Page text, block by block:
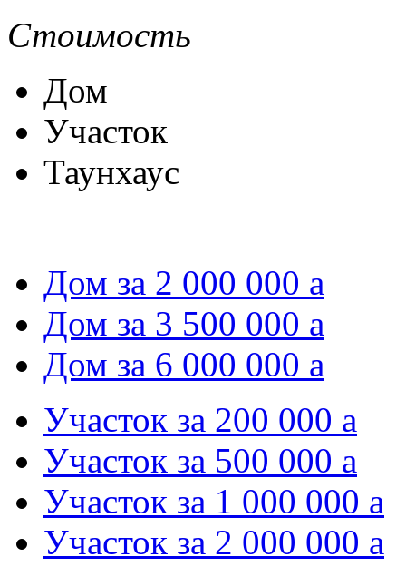
Стоимость
Дом
Участок
Таунхаус
Дом за 2 000 000 a
Дом за 3 500 000 a
Дом за 6 000 000 a
Участок за 200 000 a
Участок за 500 000 a
Участок за 1 000 000 a
Участок за 2 000 000 a